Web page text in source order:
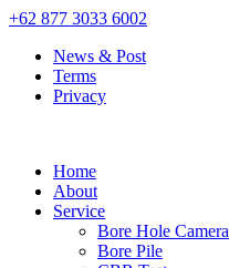
+62 877 3033 6002
News & Post
Terms
Privacy
Home
About
Service
Bore Hole Camera
Bore Pile